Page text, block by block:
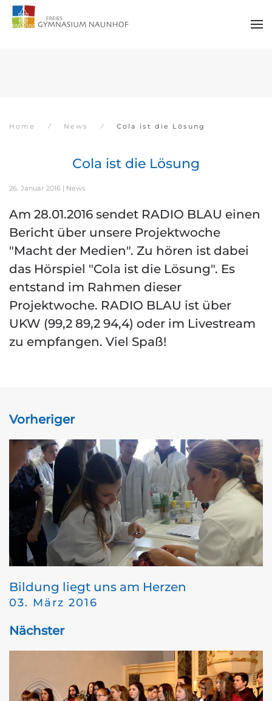
Zum Hauptinhalt springen
Home News Cola ist die Lösung
Cola ist die Lösung
26. Januar 2016 | News
Am 28.01.2016 sendet RADIO BLAU einen
Bericht über unsere Projektwoche
"Macht der Medien". Zu hören ist dabei
das Hörspiel "Cola ist die Lösung". Es
entstand im Rahmen dieser
Projektwoche. RADIO BLAU ist über
UKW (99,2 89,2 94,4) oder im Livestream
zu empfangen. Viel Spaß!
Vorheriger
Bildung liegt uns am Herzen
03. März 2016
Nächster